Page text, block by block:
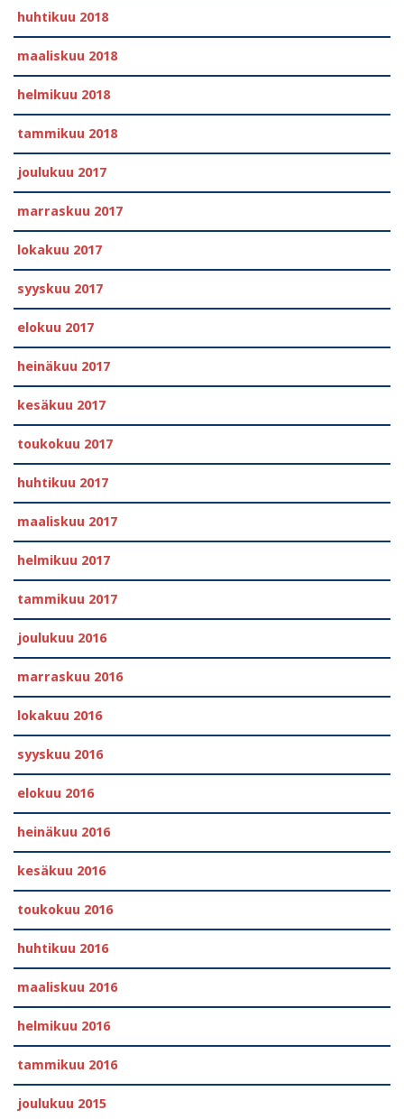
huhtikuu 2018
maaliskuu 2018
helmikuu 2018
tammikuu 2018
joulukuu 2017
marraskuu 2017
lokakuu 2017
syyskuu 2017
elokuu 2017
heinäkuu 2017
kesäkuu 2017
toukokuu 2017
huhtikuu 2017
maaliskuu 2017
helmikuu 2017
tammikuu 2017
joulukuu 2016
marraskuu 2016
lokakuu 2016
syyskuu 2016
elokuu 2016
heinäkuu 2016
kesäkuu 2016
toukokuu 2016
huhtikuu 2016
maaliskuu 2016
helmikuu 2016
tammikuu 2016
joulukuu 2015